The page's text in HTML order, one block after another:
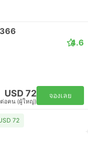
4.6
USD 72
ต่อคน (ผู้ใหญ่)
จองเลย
72